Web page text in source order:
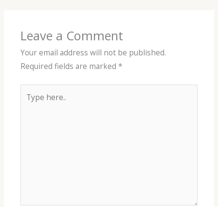
Leave a Comment
Your email address will not be published.
Required fields are marked *
here..